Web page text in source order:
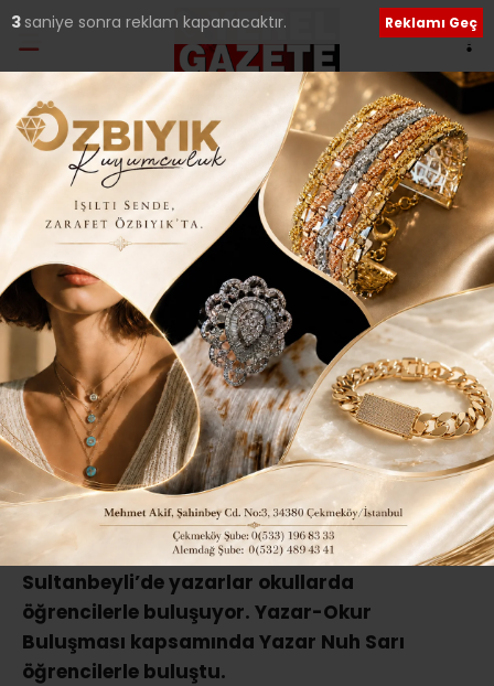
Ana Sayfa›İLÇELERDEN HABERLER
SULTANBEYLİ’DE OKUR
YAZAR BULUŞMALARI
Giriş: 11-11-2015 19:42
144 İLÇELERDEN HABERLER Yerel Haberler
ABONE OL
Sultanbeyli’de yazarlar okullarda
öğrencilerle buluşuyor. Yazar-Okur
Buluşması kapsamında Yazar Nuh Sarı
öğrencilerle buluştu.
2 saniye sonra reklam kapanacaktır. Reklamı Geç